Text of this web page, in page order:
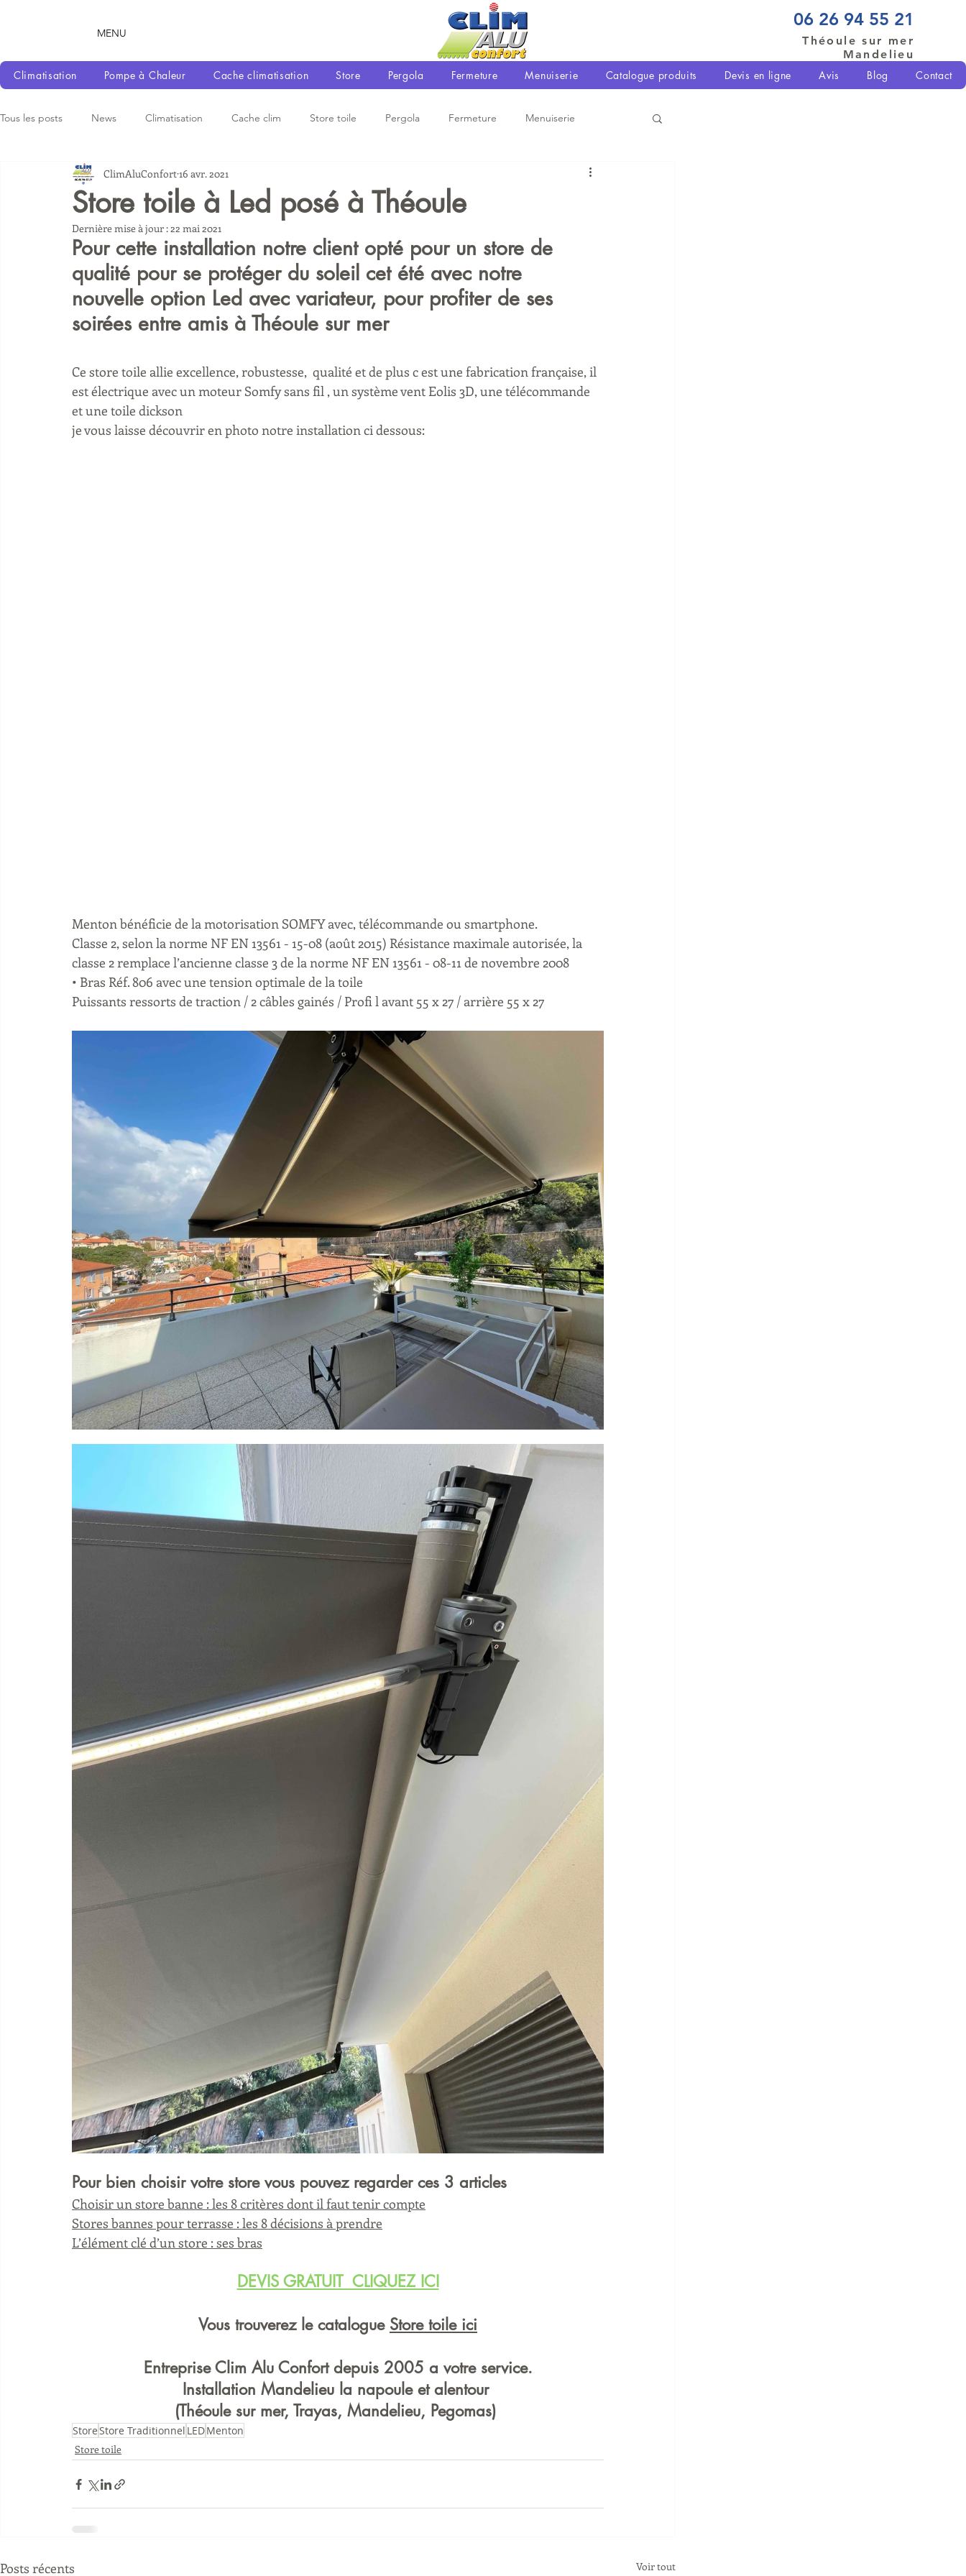
MENU
06 26 94 55 21
Théoule sur mer
Mandelieu
Climatisation
Pompe à Chaleur Cache climatisation Store Pergola Fermeture Menuiserie Catalogue produits Devis en ligne Avis Blog Contact
Tous les posts News Climatisation Cache clim Store toile Pergola Fermeture Menuiserie
Store toile à Led posé à Théoule
ClimAluConfort16 avr. 2021
Dernière mise à jour :22 mai 2021
Pour cette installation notre client opté pour un store de
qualité pour se protéger du soleil cet été avec notre
nouvelle option Led avec variateur, pour profiter de ses
soirées entre amis à Théoule sur mer
Ce store toile allie excellence, robustesse,  qualité et de plus c est une fabrication française, il
est électrique avec un moteur Somfy sans fil , un système vent Eolis 3D, une télécommande
et une toile dickson
je vous laisse découvrir en photo notre installation ci dessous:
Menton bénéficie de la motorisation SOMFY avec, télécommande ou smartphone.
Classe 2, selon la norme NF EN 13561 - 15-08 (août 2015) Résistance maximale autorisée, la
classe 2 remplace l’ancienne classe 3 de la norme NF EN 13561 - 08-11 de novembre 2008
• Bras Réf. 806 avec une tension optimale de la toile
Puissants ressorts de traction / 2 câbles gainés / Profi l avant 55 x 27 / arrière 55 x 27
Pour bien choisir votre store vous pouvez regarder ces 3 articles
Choisir un store banne : les 8 critères dont il faut tenir compte
Stores bannes pour terrasse : les 8 décisions à prendre
L’élément clé d’un store : ses bras
DEVIS GRATUIT  CLIQUEZ ICI
Vous trouverez le catalogue Store toile ici
Entreprise Clim Alu Confort depuis 2005 a votre service.
Installation Mandelieu la napoule et alentour
(Théoule sur mer, Trayas, Mandelieu, Pegomas)
StoreStore Traditionnel LEDMenton
Store toile
Posts récents Voir tout